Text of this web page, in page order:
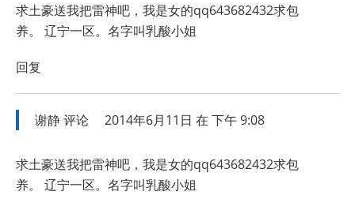
求土豪送我把雷神吧，我是女的qq643682432求包
养。 辽宁一区。名字叫乳酸小姐
回复
谢静评论 2014年6月11日 在 下午 9:08
求土豪送我把雷神吧，我是女的qq643682432求包
养。 辽宁一区。名字叫乳酸小姐